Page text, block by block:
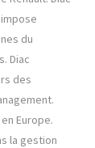
du
Diac
des
Europe.
la gestion